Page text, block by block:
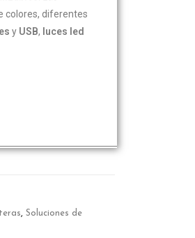
colores, diferentes
y USB, luces led
,Soluciones de